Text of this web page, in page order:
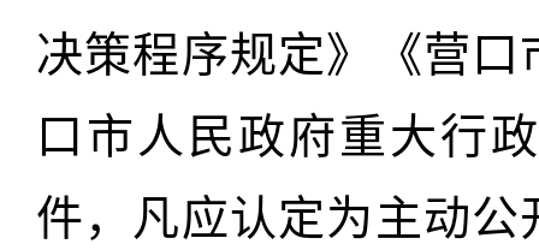
决策程序规定》《营
口市人民政府重大行
件，凡应认定为主动